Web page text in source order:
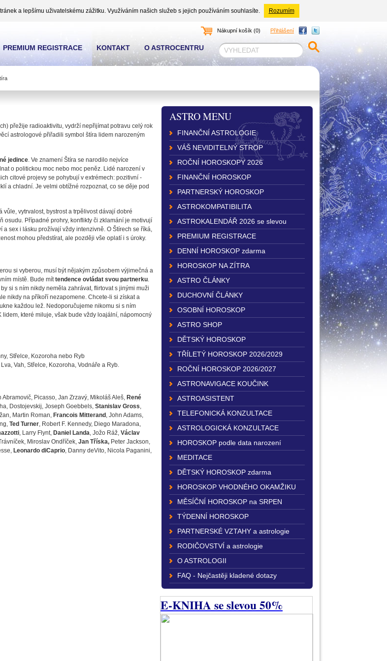
a lepšímu uživatelskému zážitku. Využíváním našich služeb s jejich používáním souhlasíte. Rozumím
přežije radioaktivitu, vydrží nepřijímat potravu celý rok
astrologové přiřadili symbol štíra lidem narozeným
jedince. Ve znamení Štíra se narodilo nejvíce
o politickou moc nebo moc peněz. Lidé narození v
citové projevy se pohybují v extrémech: pozitivní -
a chladní. Je velmi obtížné rozpoznat, co se děje pod
vytrvalost, bystrost a trpělivost dávají dobré
osudu. Případné prohry, konflikty či zklamání je motivují
sex i lásku prožívají vždy intenzivně. O Štírech se říká,
mohou předstírat, ale později vše oplatí i s úroky.
si vyberou, musí být nějakým způsobem výjimečná a
místě. Bude míttendence ovládat svou partnerku.
si s ním nikdy neměla zahrávat, flirtovat s jinými muži
nikdy na příkoří nezapomene. Chcete-li si získat a
každou lež. Nedoporučujeme nikomu si s ním
které miluje, však bude vždy loajální, nápomocný
Střelce, Kozoroha nebo Ryb
Vah, Střelce, Kozoroha, Vodnáře a Ryb.
Abramovič, Picasso, Jan Zrzavý, Mikoláš Aleš, René
Dostojevskij, Joseph Goebbels, Stanislav Gross,
Martin Roman, Francois Mitterand , John Adams,
Ted Turner, Robert F. Kennedy, Diego Maradona,
, Larry Flynt, Daniel Landa, Jožo Ráž, Václav
Miroslav Ondříček, Jan Tříska, Peter Jackson,
Leonardo diCaprio, Danny deVito, Nicola Paganini,
ASTRO MENU
FINANČNÍ ASTROLOGIE
VÁŠ NEVIDITELNÝ STROP
ROČNÍ HOROSKOPY 2026
FINANČNÍ HOROSKOP
PARTNERSKÝ HOROSKOP
ASTROKOMPATIBILITA
ASTROKALENDÁŘ 2026 se slevou
PREMIUM REGISTRACE
DENNÍ HOROSKOP zdarma
HOROSKOP NA ZÍTRA
ASTRO ČLÁNKY
DUCHOVNÍ ČLÁNKY
OSOBNÍ HOROSKOP
ASTRO SHOP
DĚTSKÝ HOROSKOP
TŘÍLETÝ HOROSKOP 2026/2029
ROČNÍ HOROSKOP 2026/2027
ASTRONAVIGACE KOUČINK
ASTROASISTENT
TELEFONICKÁ KONZULTACE
ASTROLOGICKÁ KONZULTACE
HOROSKOP podle data narození
MEDITACE
DĚTSKÝ HOROSKOP zdarma
HOROSKOP VHODNÉHO OKAMŽIKU
MĚSÍČNÍ HOROSKOP na SRPEN
TÝDENNÍ HOROSKOP
PARTNERSKÉ VZTAHY a astrologie
RODIČOVSTVÍ a astrologie
O ASTROLOGII
FAQ - Nejčastěji kladené dotazy
E-KNIHA se slevou 50%
PREMIUM REGISTRACE KONTAKT O ASTROCENTRU
Přihlášení
Nákupní košík (0)